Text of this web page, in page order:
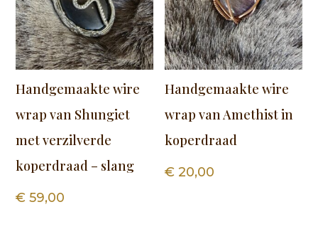
Handgemaakte wire
wrap van Shungiet
met verzilverde
koperdraad – slang
€ 59,00
Handgemaakte wire
wrap van Amethist in
koperdraad
€ 20,00